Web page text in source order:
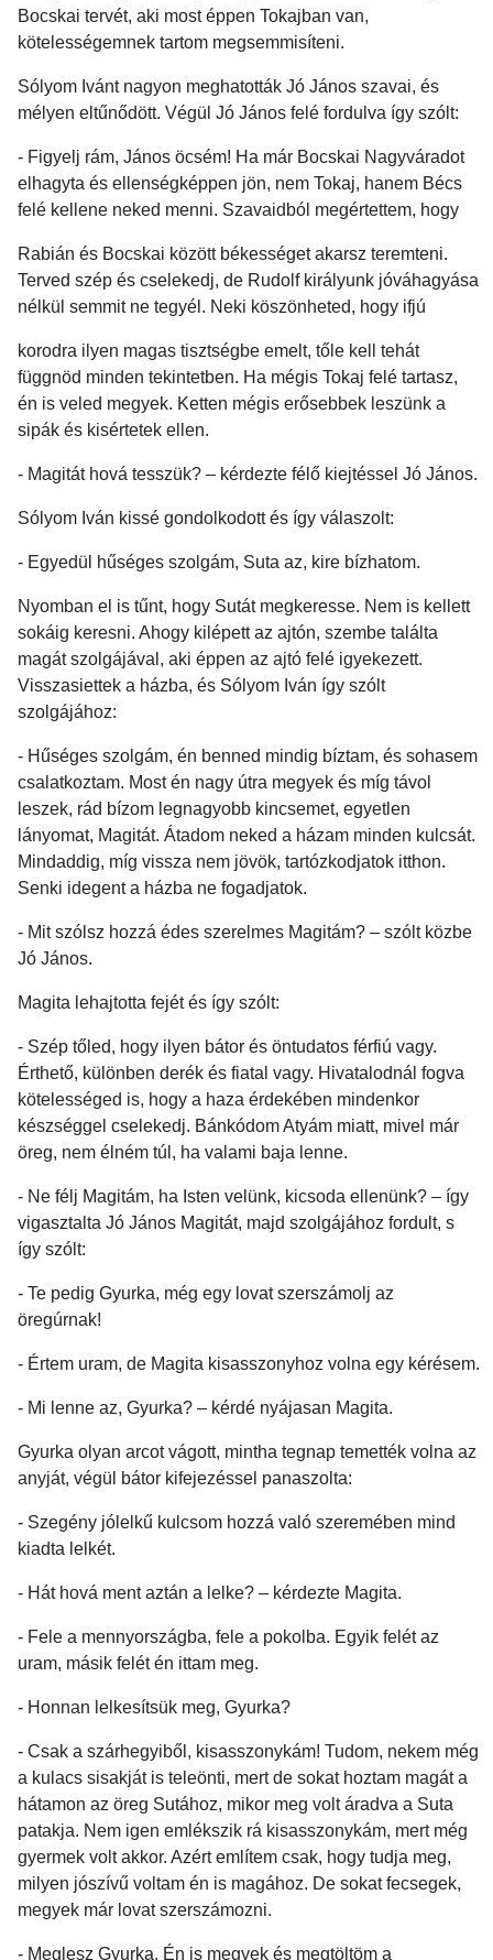
Bocskai tervét, aki most éppen Tokajban van,
kötelességemnek tartom megsemmisíteni.
Sólyom Ivánt nagyon meghatották Jó János szavai, és
mélyen eltűnődött. Végül Jó János felé fordulva így szólt:
- Figyelj rám, János öcsém! Ha már Bocskai Nagyváradot
elhagyta és ellenségképpen jön, nem Tokaj, hanem Bécs
felé kellene neked menni. Szavaidból megértettem, hogy
Rabián és Bocskai között békességet akarsz teremteni.
Terved szép és cselekedj, de Rudolf királyunk jóváhagyása
nélkül semmit ne tegyél. Neki köszönheted, hogy ifjú
korodra ilyen magas tisztségbe emelt, tőle kell tehát
függnöd minden tekintetben. Ha mégis Tokaj felé tartasz,
én is veled megyek. Ketten mégis erősebbek leszünk a
sipák és kisértetek ellen.
- Magitát hová tesszük? – kérdezte félő kiejtéssel Jó János.
Sólyom Iván kissé gondolkodott és így válaszolt:
- Egyedül hűséges szolgám, Suta az, kire bízhatom.
Nyomban el is tűnt, hogy Sutát megkeresse. Nem is kellett
sokáig keresni. Ahogy kilépett az ajtón, szembe találta
magát szolgájával, aki éppen az ajtó felé igyekezett.
Visszasiettek a házba, és Sólyom Iván így szólt
szolgájához:
- Hűséges szolgám, én benned mindig bíztam, és sohasem
csalatkoztam. Most én nagy útra megyek és míg távol
leszek, rád bízom legnagyobb kincsemet, egyetlen
lányomat, Magitát. Átadom neked a házam minden kulcsát.
Mindaddig, míg vissza nem jövök, tartózkodjatok itthon.
Senki idegent a házba ne fogadjatok.
- Mit szólsz hozzá édes szerelmes Magitám? – szólt közbe
Jó János.
Magita lehajtotta fejét és így szólt:
- Szép tőled, hogy ilyen bátor és öntudatos férfiú vagy.
Érthető, különben derék és fiatal vagy. Hivatalodnál fogva
kötelességed is, hogy a haza érdekében mindenkor
készséggel cselekedj. Bánkódom Atyám miatt, mivel már
öreg, nem élném túl, ha valami baja lenne.
- Ne félj Magitám, ha Isten velünk, kicsoda ellenünk? – így
vigasztalta Jó János Magitát, majd szolgájához fordult, s
így szólt:
- Te pedig Gyurka, még egy lovat szerszámolj az
öregúrnak!
- Értem uram, de Magita kisasszonyhoz volna egy kérésem.
- Mi lenne az, Gyurka? – kérdé nyájasan Magita.
Gyurka olyan arcot vágott, mintha tegnap temették volna az
anyját, végül bátor kifejezéssel panaszolta:
- Szegény jólelkű kulcsom hozzá való szeremében mind
kiadta lelkét.
- Hát hová ment aztán a lelke? – kérdezte Magita.
- Fele a mennyországba, fele a pokolba. Egyik felét az
uram, másik felét én ittam meg.
- Honnan lelkesítsük meg, Gyurka?
- Csak a szárhegyiből, kisasszonykám! Tudom, nekem még
a kulacs sisakját is teleönti, mert de sokat hoztam magát a
hátamon az öreg Sutához, mikor meg volt áradva a Suta
patakja. Nem igen emlékszik rá kisasszonykám, mert még
gyermek volt akkor. Azért említem csak, hogy tudja meg,
milyen jószívű voltam én is magához. De sokat fecsegek,
megyek már lovat szerszámozni.
- Meglesz Gyurka. Én is megyek és megtöltöm a